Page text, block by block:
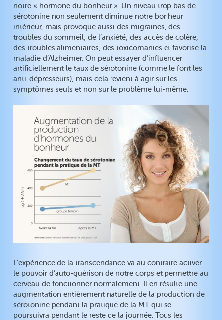
notre « hormone du bonheur ». Un niveau trop bas de
sérotonine non seulement diminue notre bonheur
intérieur, mais provoque aussi des migraines, des
troubles du sommeil, de l’anxiété, des accès de colère,
des troubles alimentaires, des toxicomanies et favorise la
maladie d’Alzheimer. On peut essayer d’influencer
artificiellement le taux de sérotonine (comme le font les
anti-dépresseurs), mais cela revient à agir sur les
symptômes seuls et non sur le problème lui-même.
L’expérience de la transcendance va au contraire activer
le pouvoir d’auto-guérison de notre corps et permettre au
cerveau de fonctionner normalement. Il en résulte une
augmentation entièrement naturelle de la production de
sérotonine pendant la pratique de la MT qui se
poursuivra pendant le reste de la journée. Tous les